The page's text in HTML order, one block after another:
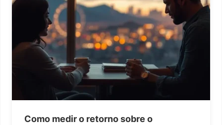
Como medir o retorno sobre o